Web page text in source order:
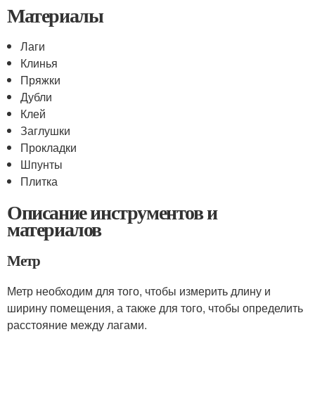
Материалы
Лаги
Клинья
Пряжки
Дубли
Клей
Заглушки
Прокладки
Шпунты
Плитка
Описание инструментов и
материалов
Метр
Метр необходим для того, чтобы измерить длину и
ширину помещения, а также для того, чтобы определить
расстояние между лагами.